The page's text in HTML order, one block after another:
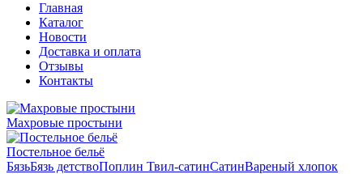
Главная
Каталог
Новости
Доставка и оплата
Отзывы
Контакты
Махровые простыни
Постельное бельё
БязьБязь детствоПоплин Твил-сатинСатинВареный хлопок